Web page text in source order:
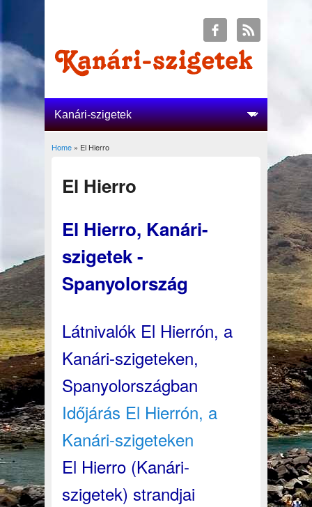
You are here
Home» El Hierro
El Hierro
El Hierro, Kanári-
szigetek -
Spanyolország
Látnivalók El Hierrón, a
Kanári-szigeteken,
Spanyolországban
Időjárás El Hierrón, a
Kanári-szigeteken
El Hierro (Kanári-
szigetek) strandjai